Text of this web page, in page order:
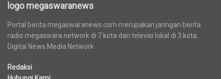
logo megaswaranews
Portal berita megaswaranews.com merupakan jaringan berita
radio megaswara network di 7 kota dan televisi lokal di 3 kota.
Digital News Media Network
Redaksi